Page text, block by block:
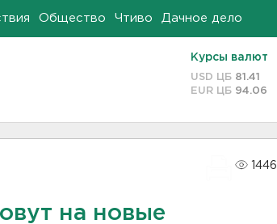
Общество Чтиво Дачное дело
Курсы валют
USD ЦБ 81.41
EUR ЦБ 94.06
14461
на новые